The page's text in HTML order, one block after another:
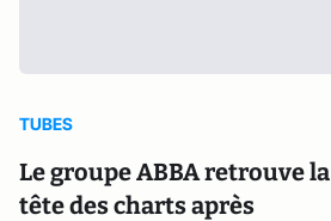
TUBES
Le groupe ABBA retrouve la
tête des charts après